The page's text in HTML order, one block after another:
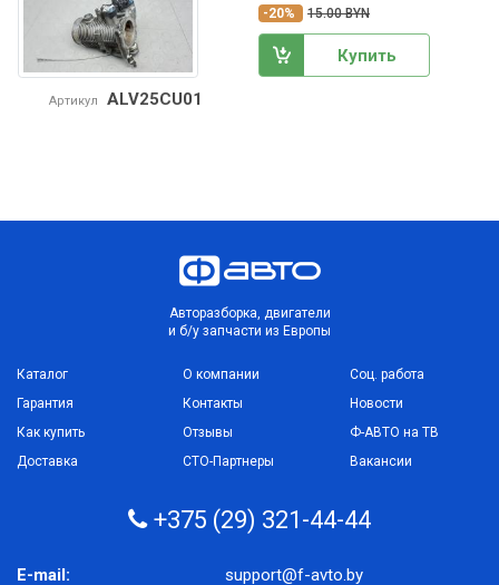
Артикул ALV25CU01
-20% 15.00 BYN
Купить
Авторазборка, двигатели
и б/у запчасти из Европы
Каталог
Гарантия
Как купить
Доставка
О компании
Контакты
Отзывы
СТО-Партнеры
Соц. работа
Новости
Ф-АВТО на ТВ
Вакансии
+375 (29) 321-44-44
E-mail: support@f-avto.by